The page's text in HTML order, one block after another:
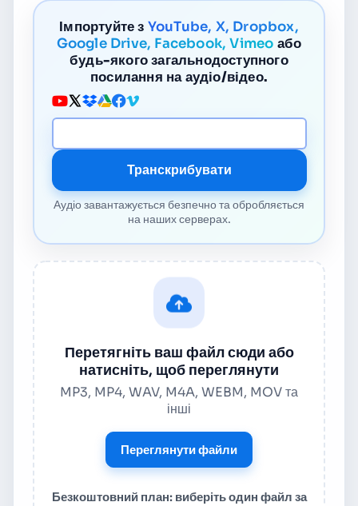
Імпортуйте з YouTube, X, Dropbox,
Google Drive, Facebook, Vimeo або
будь-якого загальнодоступного
посилання на аудіо/відео.
Медіа URL
Транскрибувати
Аудіо завантажується безпечно та обробляється
на наших серверах.
Перетягніть ваш файл сюди або
натисніть, щоб переглянути
MP3, MP4, WAV, M4A, WEBM, MOV та
інші
Переглянути файли
Безкоштовний план: виберіть один файл за